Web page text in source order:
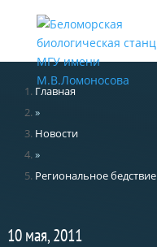
Главная
»
Новости
»
Региональное бедствие
10 мая, 2011